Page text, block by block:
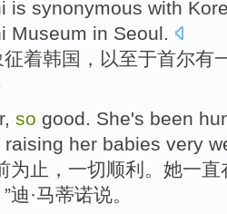
is synonymous with
Museum in Seoul.
征着韩国 ， 以至于首尔有
so good. She's been
raising her babies very
为止，一切顺利。她一
迪·马蒂诺说。